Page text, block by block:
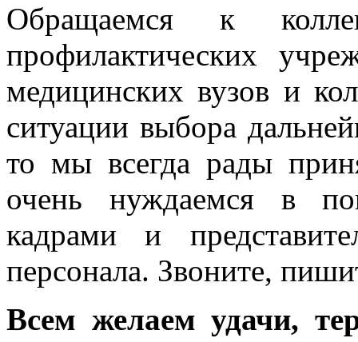
Обращаемся к
профилактических
медицинских вузов и
ситуации выбора
то мы всегда рады
очень нуждаемся в
кадрами и
персонала. Звоните,
Всем желаем удачи,